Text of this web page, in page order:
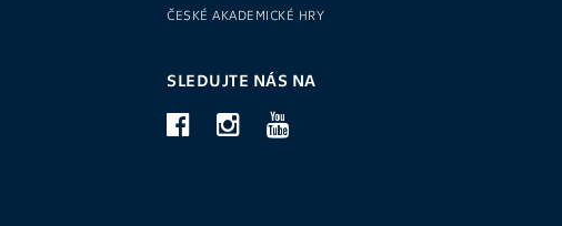
ČESKÉ AKADEMICKÉ HRY
SLEDUJTE NÁS NA